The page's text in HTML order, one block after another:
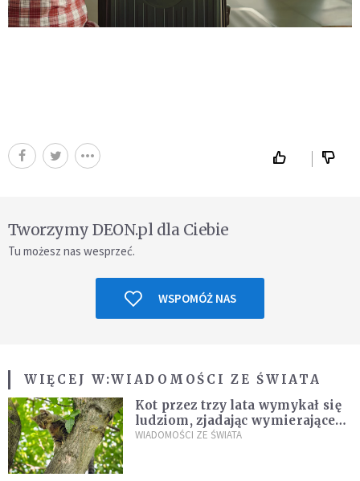
Tworzymy DEON.pl dla Ciebie
Tu możesz nas wesprzeć.
WSPOMÓŻ NAS
WIĘCEJ W:WIADOMOŚCI ZE ŚWIATA
Kot przez trzy lata wymykał się
ludziom, zjadając wymierające
kaczki. W końcu popełnił
WIADOMOŚCI ZE ŚWIATA